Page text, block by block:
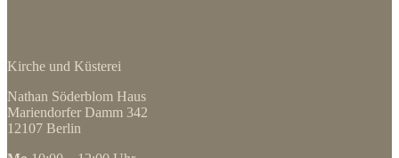
Kirche und Küsterei
Nathan Söderblom Haus
Mariendorfer Damm 342
12107 Berlin